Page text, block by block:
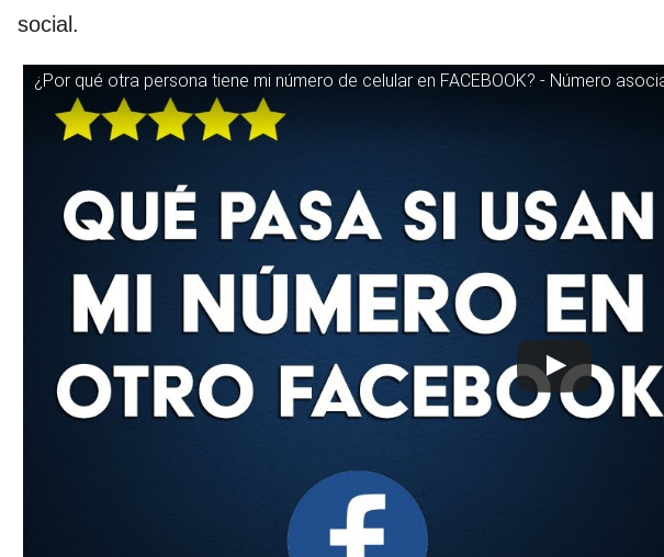
social.
¿Por qué otra persona tiene mi número de celular en FACEBOOK? - Número